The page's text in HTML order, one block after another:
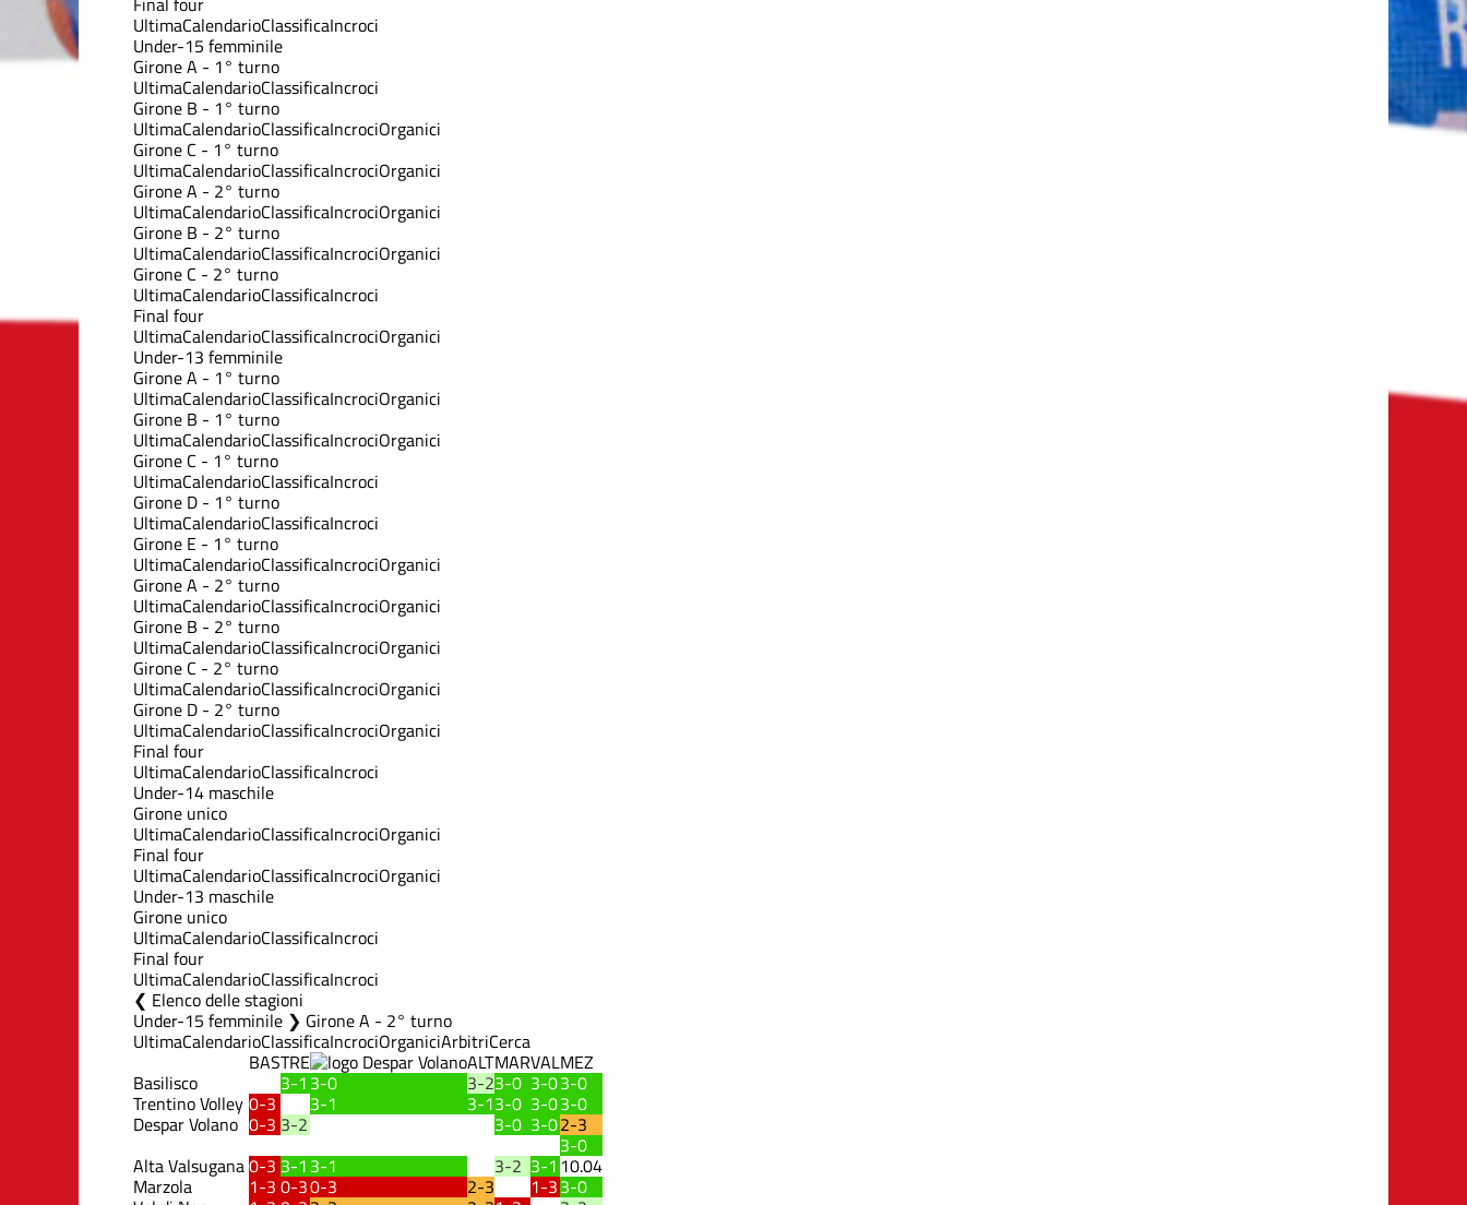
UltimaCalendarioClassificaIncroci
Under-15 femminile
Girone A - 1° turno
UltimaCalendarioClassificaIncroci
Girone B - 1° turno
UltimaCalendarioClassificaIncrociOrganici
Girone C - 1° turno
UltimaCalendarioClassificaIncrociOrganici
Girone A - 2° turno
UltimaCalendarioClassificaIncrociOrganici
Girone B - 2° turno
UltimaCalendarioClassificaIncrociOrganici
Girone C - 2° turno
UltimaCalendarioClassificaIncroci
Final four
UltimaCalendarioClassificaIncrociOrganici
Under-13 femminile
Girone A - 1° turno
UltimaCalendarioClassificaIncrociOrganici
Girone B - 1° turno
UltimaCalendarioClassificaIncrociOrganici
Girone C - 1° turno
UltimaCalendarioClassificaIncroci
Girone D - 1° turno
UltimaCalendarioClassificaIncroci
Girone E - 1° turno
UltimaCalendarioClassificaIncrociOrganici
Girone A - 2° turno
UltimaCalendarioClassificaIncrociOrganici
Girone B - 2° turno
UltimaCalendarioClassificaIncrociOrganici
Girone C - 2° turno
UltimaCalendarioClassificaIncrociOrganici
Girone D - 2° turno
UltimaCalendarioClassificaIncrociOrganici
Final four
UltimaCalendarioClassificaIncroci
Under-14 maschile
Girone unico
UltimaCalendarioClassificaIncrociOrganici
Final four
UltimaCalendarioClassificaIncrociOrganici
Under-13 maschile
Girone unico
UltimaCalendarioClassificaIncroci
Final four
UltimaCalendarioClassificaIncroci
Elenco delle stagioni
Under-15 femminile ❯ Girone A - 2° turno
UltimaCalendarioClassificaIncrociOrganiciArbitriCerca
BASTRE ALTMARVALMEZ
Basilisco 3-1 3-0 3-23-0 3-03-0
Trentino Volley 0-3 3-1 3-13-0 3-03-0
Despar Volano 0-3 3-2 3-0 3-02-3
3-0
Alta Valsugana0-3 3-1 3-1 3-2 3-1 10.04
Marzola 1-3 0-30-3 2-3 1-33-0